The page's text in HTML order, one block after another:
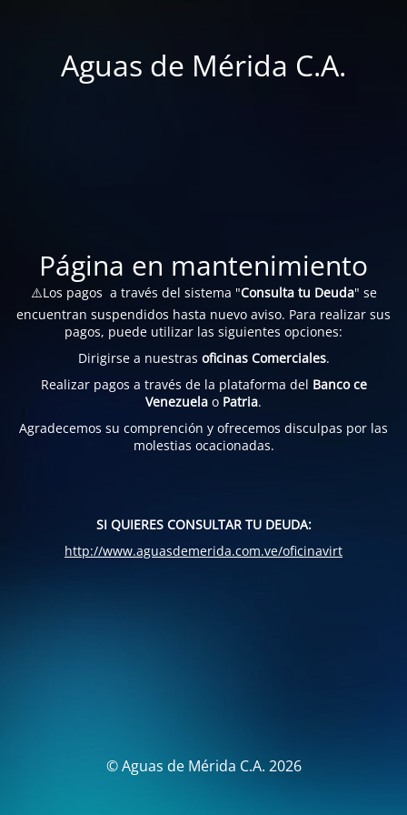
Aguas de Mérida C.A.
Página en mantenimiento
⚠️Los pagos a través del sistema "Consulta tu Deuda" se
encuentran suspendidos hasta nuevo aviso. Para realizar sus
pagos, puede utilizar las siguientes opciones:
Dirigirse a nuestras oficinas Comerciales.
Realizar pagos a través de la plataforma del Banco ce
Venezuela o Patria.
Agradecemos su comprención y ofrecemos disculpas por las
molestias ocacionadas.
SI QUIERES CONSULTAR TU DEUDA:
http://www.aguasdemerida.com.ve/oficinavirt
© Aguas de Mérida C.A. 2026